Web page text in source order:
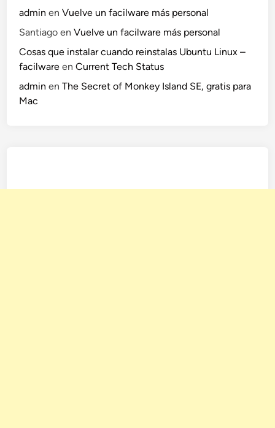
admin enVuelve un facilware más personal
Santiago enVuelve un facilware más personal
Cosas que instalar cuando reinstalas Ubuntu Linux –
facilware enCurrent Tech Status
admin enThe Secret of Monkey Island SE, gratis para
Mac